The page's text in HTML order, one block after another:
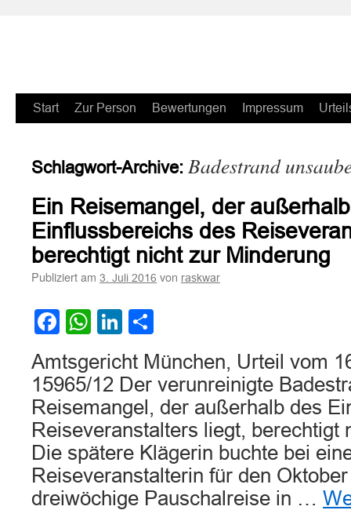
Zum
springen
Start Zur Person Bewertungen Impressum
Schlagwort-Archive: Badestrand
Ein Reisemangel, der
Einflussbereichs des
berechtigt nicht zur Minderung
Publiziert am 3. Juli 2016 von raskwar
Facebook
WhatsApp
LinkedIn
Amtsgericht München, Urteil vom
15965/12 Der verunreinigte
Reisemangel, der außerhalb des
Reiseveranstalters liegt, berechtigt
Die spätere Klägerin buchte bei
Reiseveranstalterin für den
dreiwöchige Pauschalreise in …